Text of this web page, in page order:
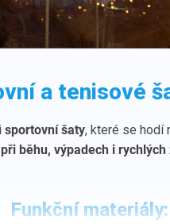
ŠATY
materiálů pro pohodlí
a tenisové
sportovní šaty, které se hodí
běhu, výpadech i
Funkční